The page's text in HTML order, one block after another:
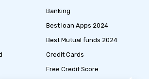
rajkot
renewal process
stocks india
surat
tax benefits 80d
Banking
Best loan Apps 2024
Best Mutual funds 2024
Credit Cards
Free Credit Score